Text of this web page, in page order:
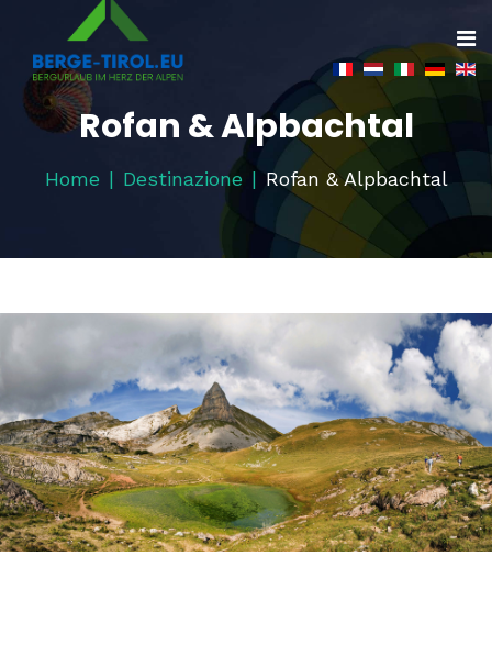
Rofan & Alpbachtal
Home Destinazione Rofan & Alpbachtal